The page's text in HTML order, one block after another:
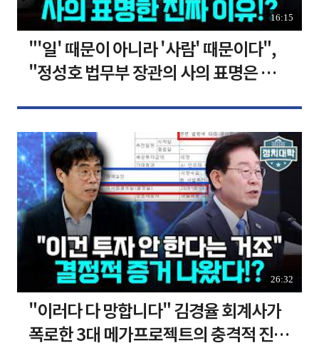
16:15
"'일' 때문이 아니라 '사람' 때문이다",
"정성호 법무부 장관의 사의 표명은 이재
26:32
"이러다 다 망합니다" 김경율 회계사가
폭로한 3대 메가프로젝트의 충격적 진실